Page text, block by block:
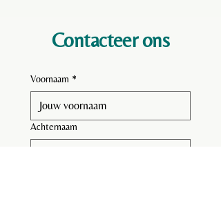
Contacteer ons
Voornaam *
Achternaam